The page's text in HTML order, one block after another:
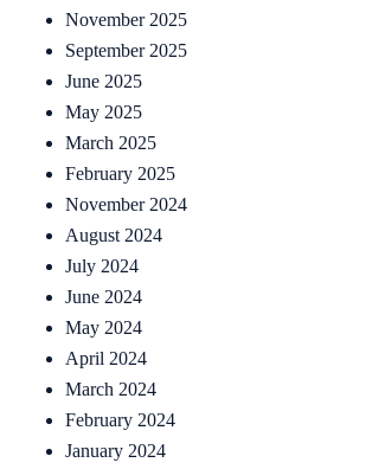
November 2025
September 2025
June 2025
May 2025
March 2025
February 2025
November 2024
August 2024
July 2024
June 2024
May 2024
April 2024
March 2024
February 2024
January 2024